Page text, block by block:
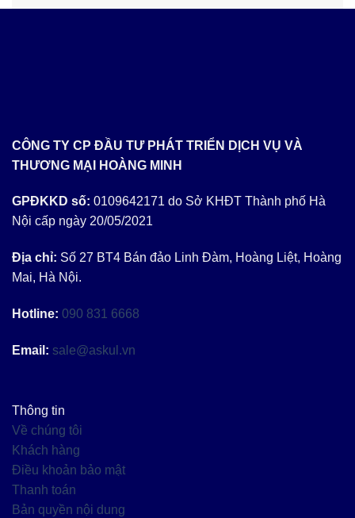
CÔNG TY CP ĐẦU TƯ PHÁT TRIỂN DỊCH VỤ VÀ
THƯƠNG MẠI HOÀNG MINH
GPĐKKD số: 0109642171 do Sở KHĐT Thành phố Hà
Nội cấp ngày 20/05/2021
Địa chỉ: Số 27 BT4 Bán đảo Linh Đàm, Hoàng Liệt, Hoàng
Mai, Hà Nội.
Hotline: 090 831 6668
Email: sale@askul.vn
Thông tin
Về chúng tôi
Khách hàng
Điều khoản bảo mật
Thanh toán
Bản quyền nội dung